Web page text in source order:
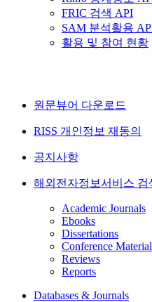
FRIC 검색 API
SAM 분석활용
활용 및 참여 현황
원문뷰어 다운로드
RISS 개인정보 재동의
공지사항
해외전자정보서비스 검
Academic Journals
Ebooks
Dissertations
Conference
Reviews
Reports
Databases & Journals